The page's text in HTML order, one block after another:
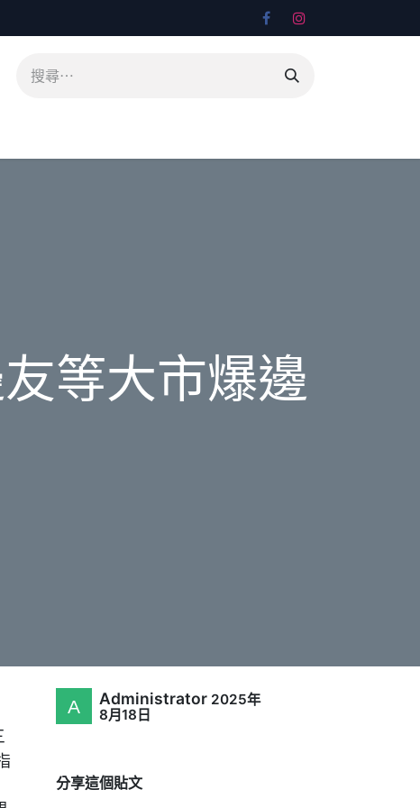
等大市爆邊
Administrator 2025年
8月18日
分享這個貼文